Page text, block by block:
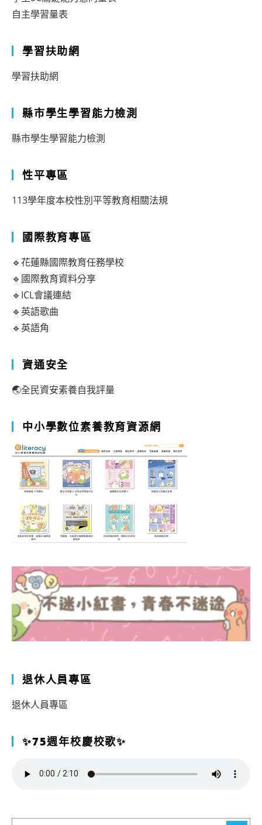
自主學習量表
學習扶助網
學習扶助網
縣市學生學習能力檢測
縣市學生學習能力檢測
性平專區
113學年度本校性別平等教育相關法規
國際教育專區
🔹花蓮縣國際教育任務學校
🔹國際教育資料分享
🔹ICL會議連結
🔹英語歌曲
🔹英語角
資通安全
🌏全民資安素養自我評量
中小學數位素養教育資源網
退休人員專區
退休人員專區
✨75週年校慶校歌✨